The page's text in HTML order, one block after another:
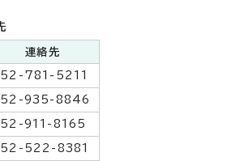
連絡先
781-5211
935-8846
911-8165
522-8381